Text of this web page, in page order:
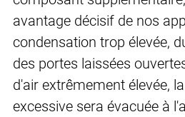
avantage décisif de nos
condensation trop élevée,
des portes laissées
d'air extrêmement élevée,
excessive sera évacuée à